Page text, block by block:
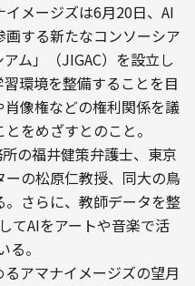
メージズは6月20日、AI
する新たなコンソーシア
ム」（JIGAC）を設立し
環境を整備することを目
像権などの権利関係を議
をめざすとのこと。
の福井健策弁護士、東京
の松原仁教授、同大の鳥
さらに、教師データを整
てAIをアートや音楽で活
。
アマナイメージズの望月